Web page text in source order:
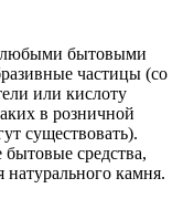
любыми бытовыми
частицы (со
или кислоту
в розничной
существовать).
средства,
камня.